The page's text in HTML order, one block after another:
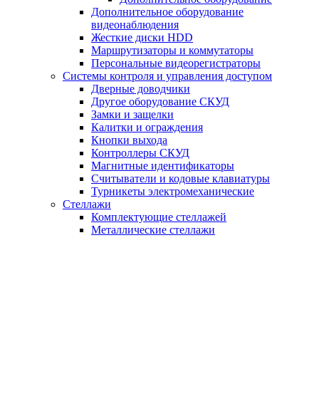
Дополнительное оборудование
видеонаблюдения
Жесткие диски HDD
Маршрутизаторы и коммутаторы
Персональные видеорегистраторы
Системы контроля и управления доступом
Дверные доводчики
Другое оборудование СКУД
Замки и защелки
Калитки и ограждения
Кнопки выхода
Контроллеры СКУД
Магнитные идентификаторы
Считыватели и кодовые клавиатуры
Турникеты электромеханические
Стеллажи
Комплектующие стеллажей
Металлические стеллажи